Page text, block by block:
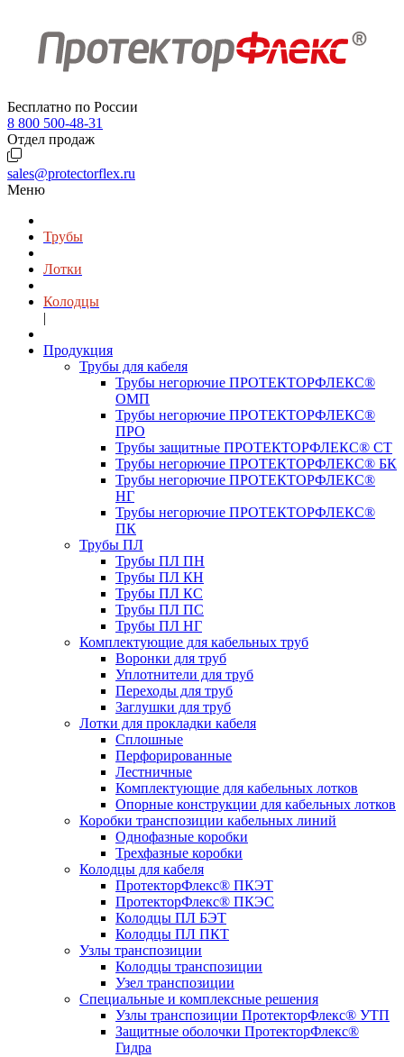
Бесплатно по России
8 800 500-48-31
Отдел продаж
sales@protectorflex.ru
Меню
Трубы
Лотки
Колодцы
|
Продукция
Трубы для кабеля
Трубы негорючие ПРОТЕКТОРФЛЕКС®
ОМП
Трубы негорючие ПРОТЕКТОРФЛЕКС®
ПРО
Трубы защитные ПРОТЕКТОРФЛЕКС® СТ
Трубы негорючие ПРОТЕКТОРФЛЕКС® БК
Трубы негорючие ПРОТЕКТОРФЛЕКС®
НГ
Трубы негорючие ПРОТЕКТОРФЛЕКС®
ПК
Трубы ПЛ
Трубы ПЛ ПН
Трубы ПЛ КН
Трубы ПЛ КС
Трубы ПЛ ПС
Трубы ПЛ НГ
Комплектующие для кабельных труб
Воронки для труб
Уплотнители для труб
Переходы для труб
Заглушки для труб
Лотки для прокладки кабеля
Сплошные
Перфорированные
Лестничные
Комплектующие для кабельных лотков
Опорные конструкции для кабельных лотков
Коробки транспозиции кабельных линий
Однофазные коробки
Трехфазные коробки
Колодцы для кабеля
ПротекторФлекс® ПКЭТ
ПротекторФлекс® ПКЭС
Колодцы ПЛ БЭТ
Колодцы ПЛ ПКТ
Узлы транспозиции
Колодцы транспозиции
Узел транспозиции
Специальные и комплексные решения
Узлы транспозиции ПротекторФлекс® УТП
Защитные оболочки ПротекторФлекс®
Гидра